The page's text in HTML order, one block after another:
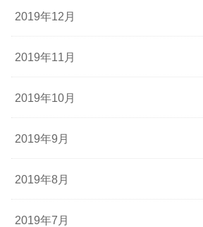
2019年12月
2019年11月
2019年10月
2019年9月
2019年8月
2019年7月